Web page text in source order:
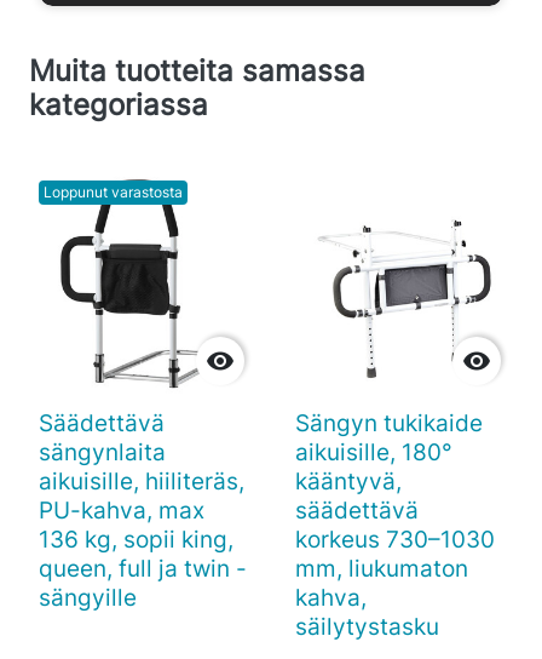
Muita tuotteita samassa
kategoriassa
Loppunut varastosta

Säädettävä
sängynlaita
aikuisille, hiiliteräs,
PU-kahva, max
136 kg, sopii king,
queen, full ja twin -
sängyille

Sängyn tukikaide
aikuisille, 180°
kääntyvä,
säädettävä
korkeus 730–1030
mm, liukumaton
kahva,
säilytystasku